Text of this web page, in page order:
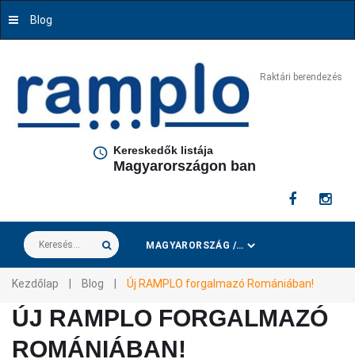
Raktári berendezés
Kereskedők listája
Magyarországon ban
Blog
Keresés...
Kezdőlap Blog Új RAMPLO forgalmazó Romániában!
ÚJ RAMPLO FORGALMAZÓ
ROMÁNIÁBAN!